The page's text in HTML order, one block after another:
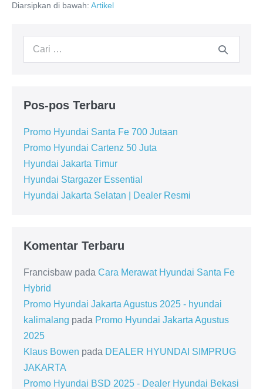
Diarsipkan di bawah: Artikel
Pencarian
Pos-pos Terbaru
Promo Hyundai Santa Fe 700 Jutaan
Promo Hyundai Cartenz 50 Juta
Hyundai Jakarta Timur
Hyundai Stargazer Essential
Hyundai Jakarta Selatan | Dealer Resmi
Komentar Terbaru
Francisbaw pada Cara Merawat Hyundai Santa Fe
Hybrid
Promo Hyundai Jakarta Agustus 2025 - hyundai
kalimalang pada Promo Hyundai Jakarta Agustus
2025
Klaus Bowen pada DEALER HYUNDAI SIMPRUG
JAKARTA
Promo Hyundai BSD 2025 - Dealer Hyundai Bekasi